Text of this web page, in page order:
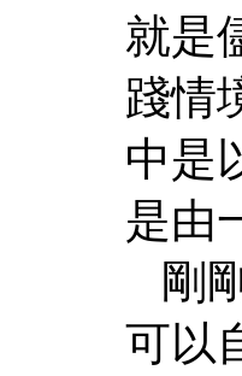
就是
踐情
中是
是由
剛
可以